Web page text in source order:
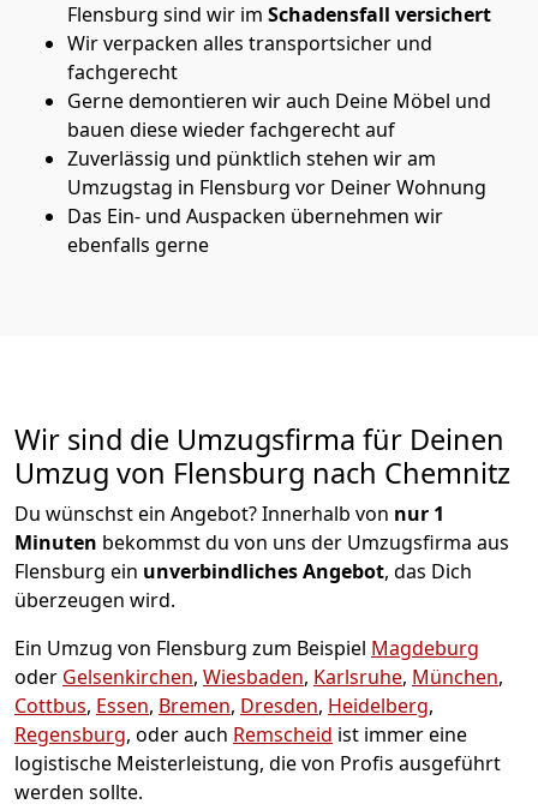
Flensburg sind wir im Schadensfall versichert
Wir verpacken alles transportsicher und
fachgerecht
Gerne demontieren wir auch Deine Möbel und
bauen diese wieder fachgerecht auf
Zuverlässig und pünktlich stehen wir am
Umzugstag in Flensburg vor Deiner Wohnung
Das Ein- und Auspacken übernehmen wir
ebenfalls gerne
Wir sind die Umzugsfirma für Deinen
Umzug von Flensburg nach Chemnitz
Du wünschst ein Angebot? Innerhalb von nur 1
Minuten bekommst du von uns der Umzugsfirma aus
Flensburg ein unverbindliches Angebot, das Dich
überzeugen wird.
Ein Umzug von Flensburg zum Beispiel Magdeburg
oder Gelsenkirchen, Wiesbaden, Karlsruhe, München,
Cottbus, Essen, Bremen, Dresden, Heidelberg,
Regensburg, oder auch Remscheid ist immer eine
logistische Meisterleistung, die von Profis ausgeführt
werden sollte.